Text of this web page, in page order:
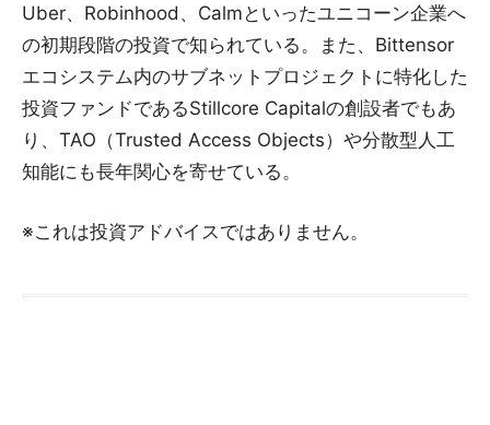
Uber、Robinhood、Calmといったユニコーン企業へ
の初期段階の投資で知られている。また、Bittensor
エコシステム内のサブネットプロジェクトに特化した
投資ファンドであるStillcore Capitalの創設者でもあ
り、TAO（Trusted Access Objects）や分散型人工
知能にも長年関心を寄せている。
※これは投資アドバイスではありません。